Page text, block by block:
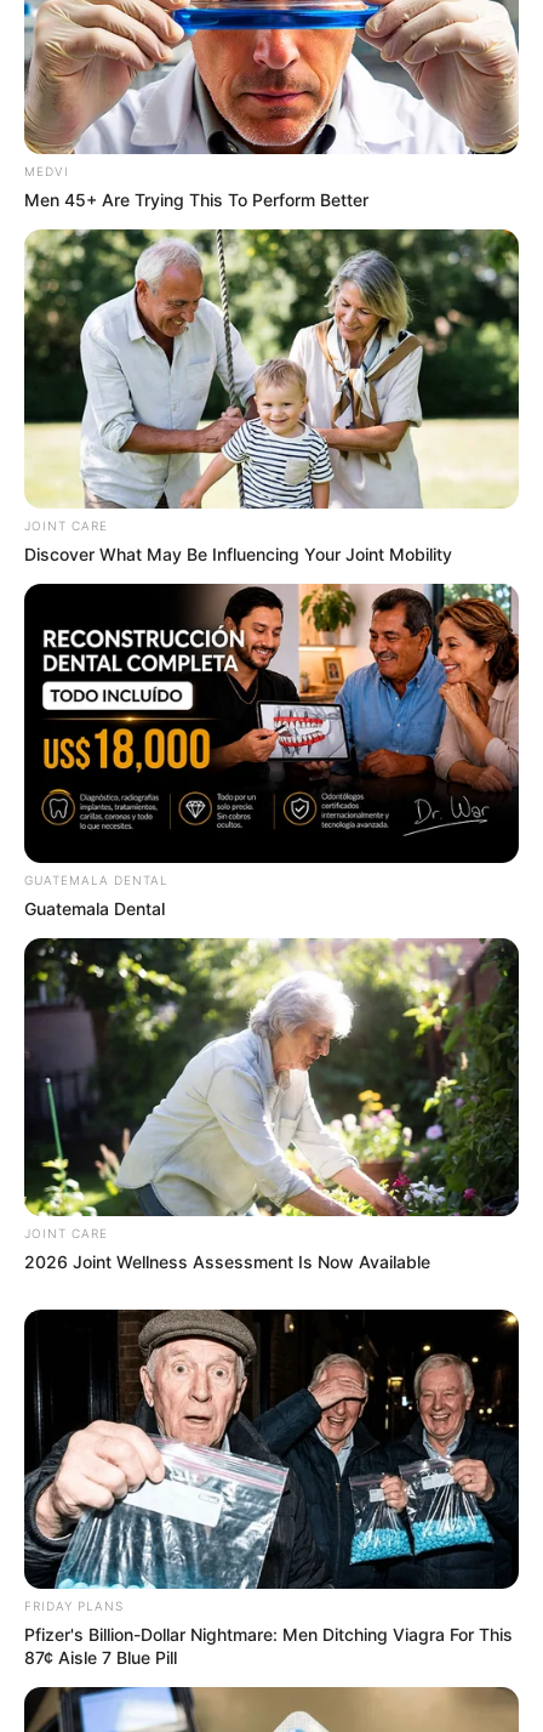
Is The Movie "Danish Girl" A True Story?
BRAINBERRIES
Why this ordinary drink is the secret to feeling
your best every day
CTA LOVE
Remember These Iconic '90s Couples? See The
List That Defined A Generation
BRAINBERRIES
Think You Know FIFA 2026? These Facts May
Surprise You
BRAINBERRIES
MEDVI
Men 45+ Are Trying This To Perform Better
JOINT CARE
Discover What May Be Influencing Your Joint Mobility
GUATEMALA DENTAL
Guatemala Dental
JOINT CARE
2026 Joint Wellness Assessment Is Now Available
FRIDAY PLANS
Pfizer's Billion-Dollar Nightmare: Men Ditching Viagra For This
87¢ Aisle 7 Blue Pill